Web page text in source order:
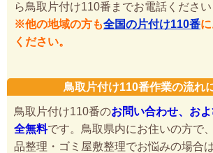
ら鳥取片付け110番までお電話ください
※他の地域の方も全国の片付け110番
ください。
鳥取片付け110番作業の流れ
鳥取片付け110番のお問い合わせ、お
全無料です。鳥取県内にお住いの方で
品整理・ゴミ屋敷整理でお悩みの場合